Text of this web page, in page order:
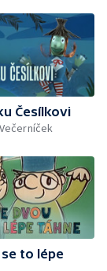
Česílkovi
Večerníček
to lépe